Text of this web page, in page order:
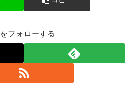
フォローする